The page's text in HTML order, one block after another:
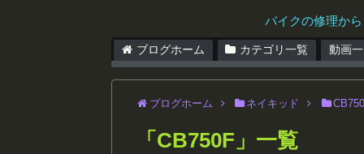
バイクの修理か
ブログホーム カテゴリ一覧 動画
ブログホーム ネイキッド
「 CB750F 」 一覧